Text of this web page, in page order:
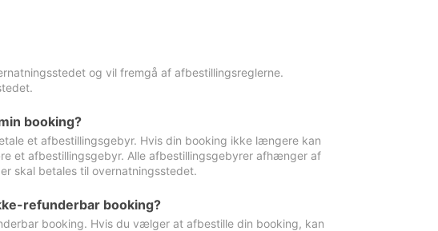
og vil fremgå af afbestillingsreglerne.
booking?
et afbestillingsgebyr. Hvis din booking ikke længere kan
et afbestillingsgebyr. Alle afbestillingsgebyrer afhænger af
skal betales til overnatningsstedet.
refunderbar booking?
booking. Hvis du vælger at afbestille din booking, kan